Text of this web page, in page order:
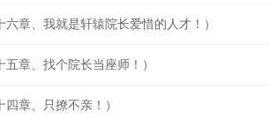
章、我就是轩辕院长爱惜的人才！）
章、找个院长当座师！）
章、只撩不亲！）